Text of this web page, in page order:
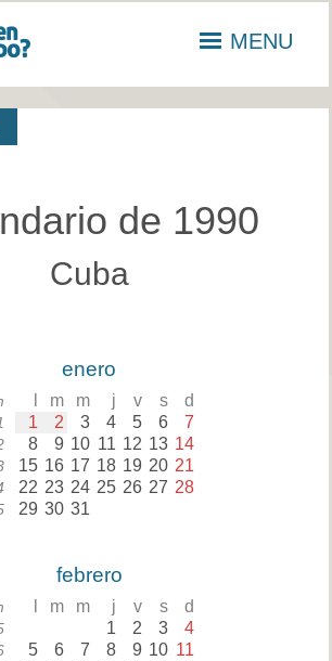
MENU
de 1990
Cuba
enero
m m j v s d
1 2 3 4 5 6 7
8 9 10 11 12 13 14
15 16 17 18 19 20 21
22 23 24 25 26 27 28
29 30 31
febrero
m m j v s d
1 2 3 4
5 6 7 8 9 10 11